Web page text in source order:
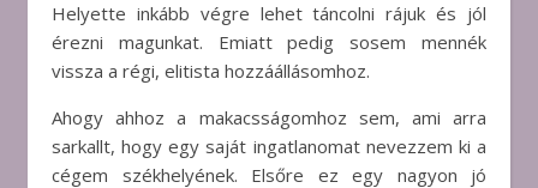
Helyette inkább végre lehet táncolni rájuk és jól
érezni magunkat. Emiatt pedig sosem mennék
vissza a régi, elitista hozzáállásomhoz.
Ahogy ahhoz a makacsságomhoz sem, ami arra
sarkallt, hogy egy saját ingatlanomat nevezzem ki a
cégem székhelyének. Elsőre ez egy nagyon jó